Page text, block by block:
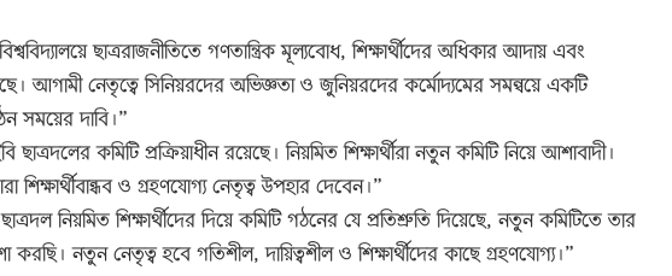
ছাত্ররাজনীতিতে গণতান্ত্রিক মূল্যবোধ, শিক্ষার্থীদের অধিকার আদায় এবং
আগামী নেতৃত্বে সিনিয়রদের অভিজ্ঞতা ও জুনিয়রদের কর্মোদ্যমের সমন্বয়ে একটি
সময়ের দাবি।”
ছাত্রদলের কমিটি প্রক্রিয়াধীন রয়েছে। নিয়মিত শিক্ষার্থীরা নতুন কমিটি নিয়ে আশাবাদী।
শিক্ষার্থীবান্ধব ও গ্রহণযোগ্য নেতৃত্ব উপহার দেবেন।”
নিয়মিত শিক্ষার্থীদের দিয়ে কমিটি গঠনের যে প্রতিশ্রুতি দিয়েছে, নতুন কমিটিতে তার
নতুন নেতৃত্ব হবে গতিশীল, দায়িত্বশীল ও শিক্ষার্থীদের কাছে গ্রহণযোগ্য।”